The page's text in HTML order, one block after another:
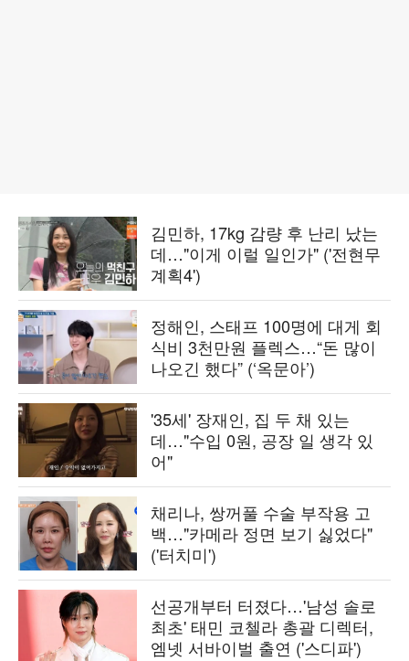
김민하, 17kg 감량 후 난리 났는
데…"이게 이럴 일인가" ('전현무
계획4')
정해인, 스태프 100명에 대게 회
식비 3천만원 플렉스…“돈 많이
나오긴 했다” (‘옥문아’)
'35세' 장재인, 집 두 채 있는
데…"수입 0원, 공장 일 생각 있
어"
채리나, 쌍꺼풀 수술 부작용 고
백…"카메라 정면 보기 싫었다"
('터치미')
선공개부터 터졌다…'남성 솔로
최초' 태민 코첼라 총괄 디렉터,
엠넷 서바이벌 출연 ('스디파')